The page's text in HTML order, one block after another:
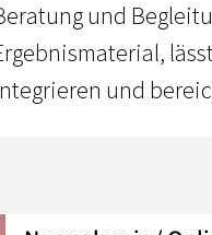
und
und